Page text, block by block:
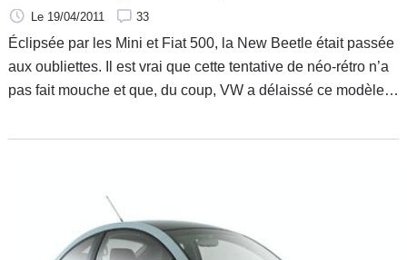
Le 19/04/2011 33
Éclipsée par les Mini et Fiat 500, la New Beetle était passée
aux oubliettes. Il est vrai que cette tentative de néo-rétro n’a
pas fait mouche et que, du coup, VW a délaissé ce modèle.